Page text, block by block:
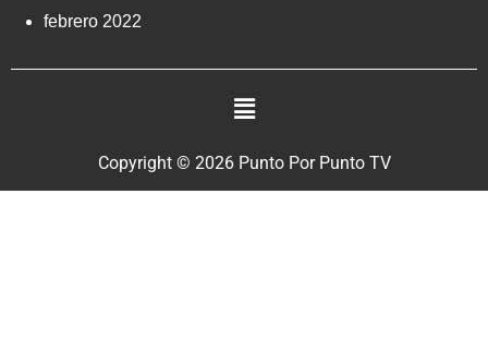
febrero 2022
Copyright © 2026 Punto Por Punto TV